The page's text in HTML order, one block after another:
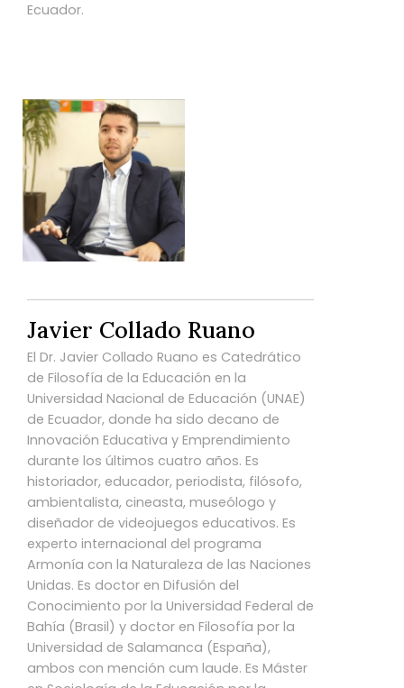
Ecuador.
Javier Collado Ruano
El Dr. Javier Collado Ruano es Catedrático
de Filosofía de la Educación en la
Universidad Nacional de Educación (UNAE)
de Ecuador, donde ha sido decano de
Innovación Educativa y Emprendimiento
durante los últimos cuatro años. Es
historiador, educador, periodista, filósofo,
ambientalista, cineasta, museólogo y
diseñador de videojuegos educativos. Es
experto internacional del programa
Armonía con la Naturaleza de las Naciones
Unidas. Es doctor en Difusión del
Conocimiento por la Universidad Federal de
Bahía (Brasil) y doctor en Filosofía por la
Universidad de Salamanca (España),
ambos con mención cum laude. Es Máster